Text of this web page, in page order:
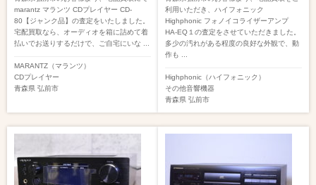
marantz マランツ CDプレイヤー CD-
80【ジャンク品】の査定をいたしました。
宅配買取なら、オーディオを箱に詰めて着
払いでお送りするだけで、ご自宅にいな ...
MARANTZ（マランツ）
CDプレイヤー
青森県 弘前市
利用いただき、ハイフォニック
Highphonic フォノイコライザーアンプ
HA-EQ１の査定をさせていただきました。
多少の汚れがある程度の良好な外観で、動
作も ...
Highphonic（ハイフォニック）
その他音響機器
青森県 弘前市